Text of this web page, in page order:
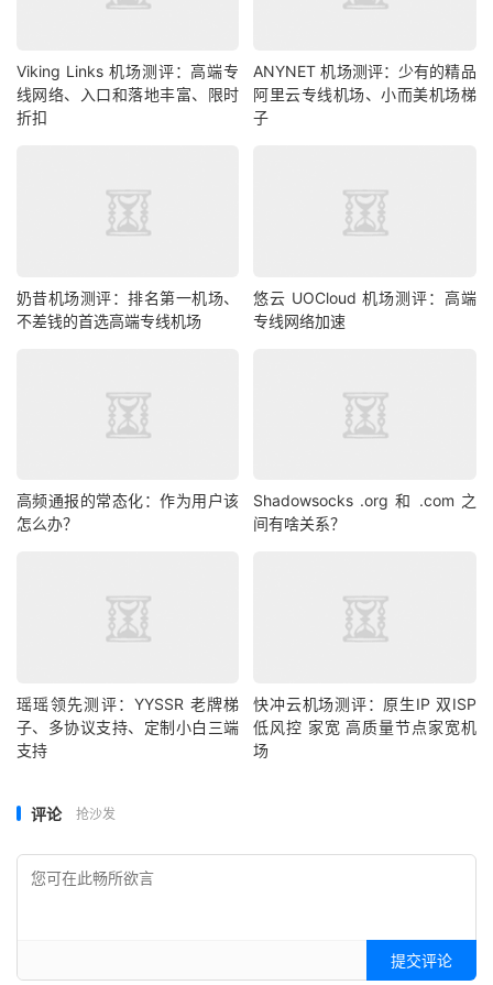
Viking Links 机场测评：高端专
线网络、入口和落地丰富、限时
折扣
ANYNET 机场测评：少有的精品
阿里云专线机场、小而美机场梯
子
奶昔机场测评：排名第一机场、
不差钱的首选高端专线机场
悠云 UOCloud 机场测评：高端
专线网络加速
高频通报的常态化：作为用户该
怎么办？
Shadowsocks .org 和 .com 之
间有啥关系？
瑶瑶领先测评：YYSSR 老牌梯
子、多协议支持、定制小白三端
支持
快冲云机场测评：原生IP 双ISP
低风控 家宽 高质量节点家宽机
场
评论 抢沙发
提交评论